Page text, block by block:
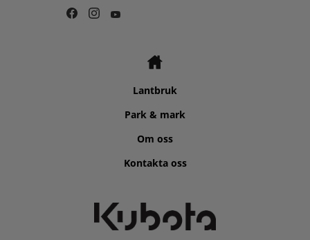
Lantbruk
Park & mark
Om oss
Kontakta oss